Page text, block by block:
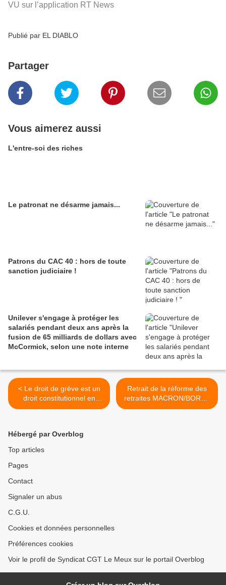
VU sur l’application RT News
Publié par EL DIABLO
Partager
Vous aimerez aussi
L'entre-soi des riches
Le patronat ne désarme jamais...
Patrons du CAC 40 : hors de toute
sanction judiciaire !
Unilever s'engage à protéger les
salariés pendant deux ans après la
fusion de 65 milliards de dollars avec
McCormick, selon une note interne
< Le droit de grève est un
droit constitutionnel en
France
Retrait de la réforme des
retraites MACRON/BORNE
>
Hébergé par Overblog
Top articles
Pages
Contact
Signaler un abus
C.G.U.
Cookies et données personnelles
Préférences cookies
Voir le profil de Syndicat CGT Le Meux sur le portail Overblog